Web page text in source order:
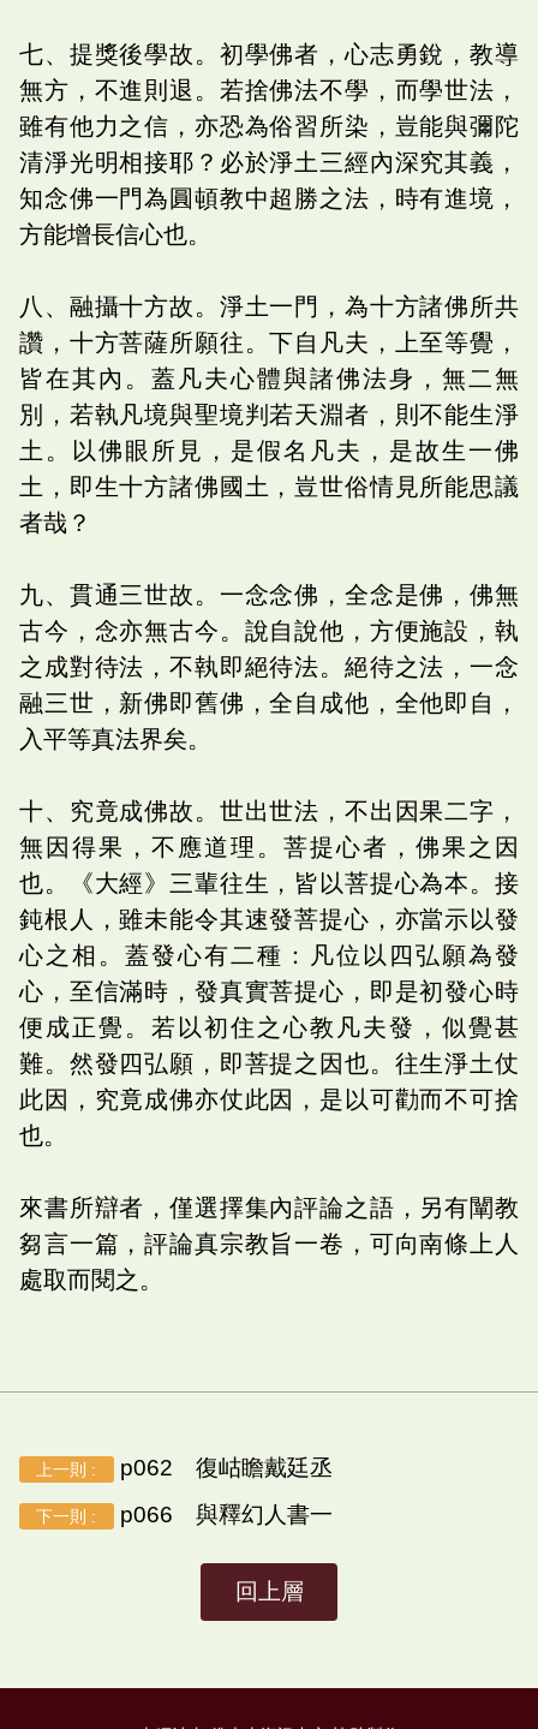
七、提獎後學故。初學佛者，心志勇銳，教導
無方，不進則退。若捨佛法不學，而學世法，
雖有他力之信，亦恐為俗習所染，豈能與彌陀
清淨光明相接耶？必於淨土三經內深究其義，
知念佛一門為圓頓教中超勝之法，時有進境，
方能增長信心也。
八、融攝十方故。淨土一門，為十方諸佛所共
讚，十方菩薩所願往。下自凡夫，上至等覺，
皆在其內。蓋凡夫心體與諸佛法身，無二無
別，若執凡境與聖境判若天淵者，則不能生淨
土。以佛眼所見，是假名凡夫，是故生一佛
土，即生十方諸佛國土，豈世俗情見所能思議
者哉？
九、貫通三世故。一念念佛，全念是佛，佛無
古今，念亦無古今。說自說他，方便施設，執
之成對待法，不執即絕待法。絕待之法，一念
融三世，新佛即舊佛，全自成他，全他即自，
入平等真法界矣。
十、究竟成佛故。世出世法，不出因果二字，
無因得果，不應道理。菩提心者，佛果之因
也。《大經》三輩往生，皆以菩提心為本。接
鈍根人，雖未能令其速發菩提心，亦當示以發
心之相。蓋發心有二種：凡位以四弘願為發
心，至信滿時，發真實菩提心，即是初發心時
便成正覺。若以初住之心教凡夫發，似覺甚
難。然發四弘願，即菩提之因也。往生淨土仗
此因，究竟成佛亦仗此因，是以可勸而不可捨
也。
來書所辯者，僅選擇集內評論之語，另有闡教
芻言一篇，評論真宗教旨一卷，可向南條上人
處取而閱之。
上一則 : p062 復岵瞻戴廷丞
下一則 : p066 與釋幻人書一
回上層